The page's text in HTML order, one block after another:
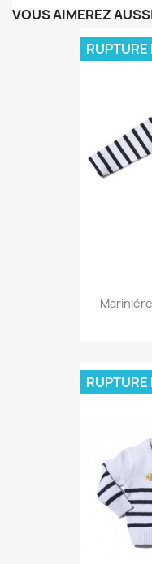
VOUS AIMEREZ